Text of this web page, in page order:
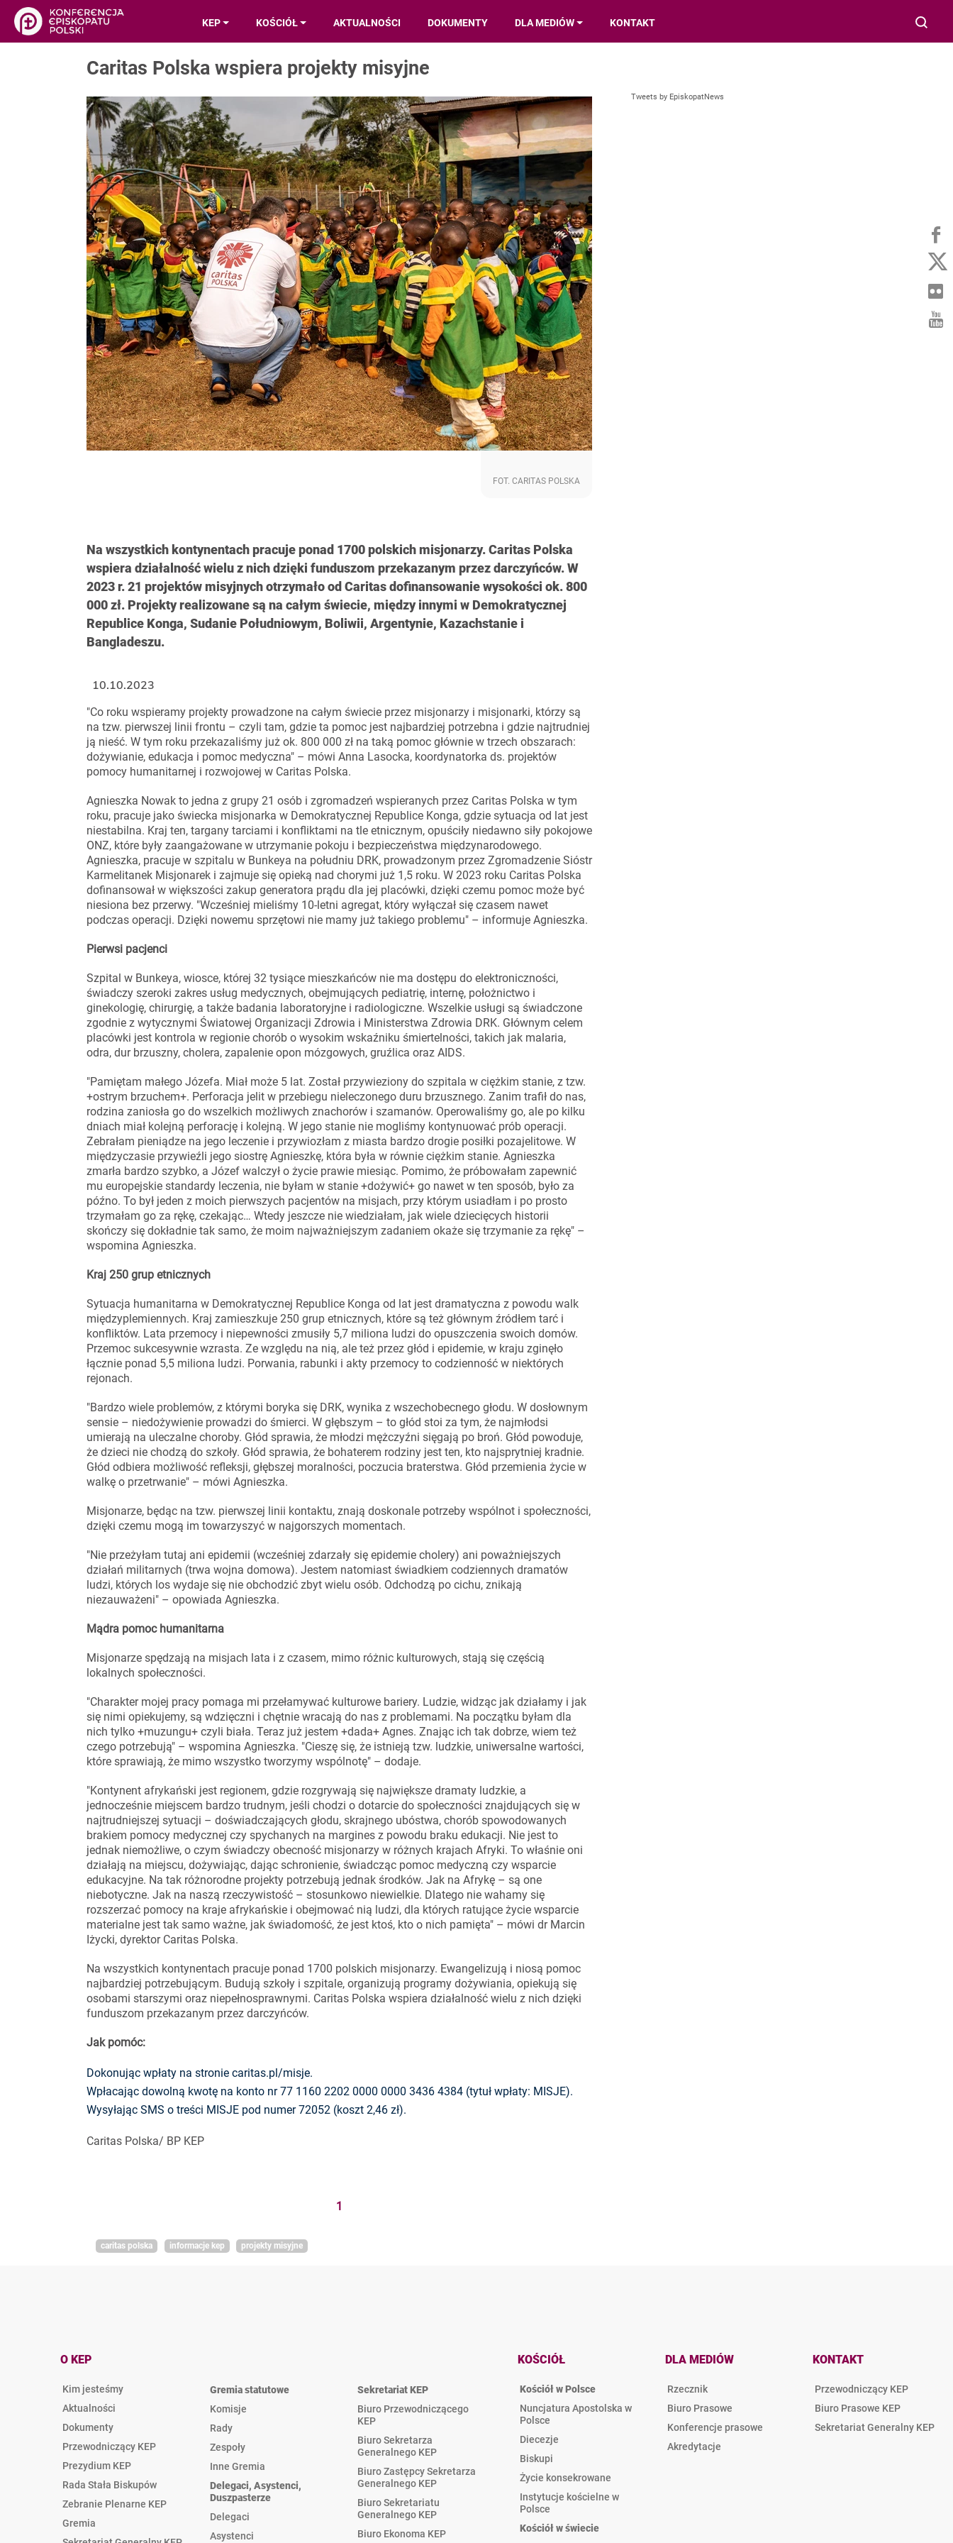
KEP KOŚCIÓŁ AKTUALNOŚCI DOKUMENTY DLA MEDIÓW KONTAKT
Caritas Polska wspiera projekty misyjne
Na wszystkich kontynentach pracuje ponad 1700 polskich misjonarzy. Caritas Polska
wspiera działalność wielu z nich dzięki funduszom przekazanym przez darczyńców. W
2023 r. 21 projektów misyjnych otrzymało od Caritas dofinansowanie wysokości ok. 800
000 zł. Projekty realizowane są na całym świecie, między innymi w Demokratycznej
Republice Konga, Sudanie Południowym, Boliwii, Argentynie, Kazachstanie i
Bangladeszu.
FOT. CARITAS POLSKA
"Co roku wspieramy projekty prowadzone na całym świecie przez misjonarzy i misjonarki, którzy są
na tzw. pierwszej linii frontu – czyli tam, gdzie ta pomoc jest najbardziej potrzebna i gdzie najtrudniej
ją nieść. W tym roku przekazaliśmy już ok. 800 000 zł na taką pomoc głównie w trzech obszarach:
dożywianie, edukacja i pomoc medyczna" – mówi Anna Lasocka, koordynatorka ds. projektów
pomocy humanitarnej i rozwojowej w Caritas Polska.
Agnieszka Nowak to jedna z grupy 21 osób i zgromadzeń wspieranych przez Caritas Polska w tym
roku, pracuje jako świecka misjonarka w Demokratycznej Republice Konga, gdzie sytuacja od lat jest
niestabilna. Kraj ten, targany tarciami i konfliktami na tle etnicznym, opuściły niedawno siły pokojowe
ONZ, które były zaangażowane w utrzymanie pokoju i bezpieczeństwa międzynarodowego.
Agnieszka, pracuje w szpitalu w Bunkeya na południu DRK, prowadzonym przez Zgromadzenie Sióstr
Karmelitanek Misjonarek i zajmuje się opieką nad chorymi już 1,5 roku. W 2023 roku Caritas Polska
dofinansował w większości zakup generatora prądu dla jej placówki, dzięki czemu pomoc może być
niesiona bez przerwy. "Wcześniej mieliśmy 10-letni agregat, który wyłączał się czasem nawet
podczas operacji. Dzięki nowemu sprzętowi nie mamy już takiego problemu" – informuje Agnieszka.
Pierwsi pacjenci
Szpital w Bunkeya, wiosce, której 32 tysiące mieszkańców nie ma dostępu do elektroniczności,
świadczy szeroki zakres usług medycznych, obejmujących pediatrię, internę, położnictwo i
ginekologię, chirurgię, a także badania laboratoryjne i radiologiczne. Wszelkie usługi są świadczone
zgodnie z wytycznymi Światowej Organizacji Zdrowia i Ministerstwa Zdrowia DRK. Głównym celem
placówki jest kontrola w regionie chorób o wysokim wskaźniku śmiertelności, takich jak malaria,
odra, dur brzuszny, cholera, zapalenie opon mózgowych, gruźlica oraz AIDS.
"Pamiętam małego Józefa. Miał może 5 lat. Został przywieziony do szpitala w ciężkim stanie, z tzw.
+ostrym brzuchem+. Perforacja jelit w przebiegu nieleczonego duru brzusznego. Zanim trafił do nas,
rodzina zaniosła go do wszelkich możliwych znachorów i szamanów. Operowaliśmy go, ale po kilku
dniach miał kolejną perforację i kolejną. W jego stanie nie mogliśmy kontynuować prób operacji.
Zebrałam pieniądze na jego leczenie i przywiozłam z miasta bardzo drogie posiłki pozajelitowe. W
międzyczasie przywieźli jego siostrę Agnieszkę, która była w równie ciężkim stanie. Agnieszka
zmarła bardzo szybko, a Józef walczył o życie prawie miesiąc. Pomimo, że próbowałam zapewnić
mu europejskie standardy leczenia, nie byłam w stanie +dożywić+ go nawet w ten sposób, było za
późno. To był jeden z moich pierwszych pacjentów na misjach, przy którym usiadłam i po prosto
trzymałam go za rękę, czekając… Wtedy jeszcze nie wiedziałam, jak wiele dziecięcych historii
skończy się dokładnie tak samo, że moim najważniejszym zadaniem okaże się trzymanie za rękę" –
wspomina Agnieszka.
Kraj 250 grup etnicznych
Sytuacja humanitarna w Demokratycznej Republice Konga od lat jest dramatyczna z powodu walk
międzyplemiennych. Kraj zamieszkuje 250 grup etnicznych, które są też głównym źródłem tarć i
konfliktów. Lata przemocy i niepewności zmusiły 5,7 miliona ludzi do opuszczenia swoich domów.
Przemoc sukcesywnie wzrasta. Ze względu na nią, ale też przez głód i epidemie, w kraju zginęło
łącznie ponad 5,5 miliona ludzi. Porwania, rabunki i akty przemocy to codzienność w niektórych
rejonach.
"Bardzo wiele problemów, z którymi boryka się DRK, wynika z wszechobecnego głodu. W dosłownym
sensie – niedożywienie prowadzi do śmierci. W głębszym – to głód stoi za tym, że najmłodsi
umierają na uleczalne choroby. Głód sprawia, że młodzi mężczyźni sięgają po broń. Głód powoduje,
że dzieci nie chodzą do szkoły. Głód sprawia, że bohaterem rodziny jest ten, kto najsprytniej kradnie.
Głód odbiera możliwość refleksji, głębszej moralności, poczucia braterstwa. Głód przemienia życie w
walkę o przetrwanie" – mówi Agnieszka.
Misjonarze, będąc na tzw. pierwszej linii kontaktu, znają doskonale potrzeby wspólnot i społeczności,
dzięki czemu mogą im towarzyszyć w najgorszych momentach.
"Nie przeżyłam tutaj ani epidemii (wcześniej zdarzały się epidemie cholery) ani poważniejszych
działań militarnych (trwa wojna domowa). Jestem natomiast świadkiem codziennych dramatów
ludzi, których los wydaje się nie obchodzić zbyt wielu osób. Odchodzą po cichu, znikają
niezauważeni" – opowiada Agnieszka.
Mądra pomoc humanitarna
Misjonarze spędzają na misjach lata i z czasem, mimo różnic kulturowych, stają się częścią
lokalnych społeczności.
"Charakter mojej pracy pomaga mi przełamywać kulturowe bariery. Ludzie, widząc jak działamy i jak
się nimi opiekujemy, są wdzięczni i chętnie wracają do nas z problemami. Na początku byłam dla
nich tylko +muzungu+ czyli biała. Teraz już jestem +dada+ Agnes. Znając ich tak dobrze, wiem też
czego potrzebują" – wspomina Agnieszka. "Cieszę się, że istnieją tzw. ludzkie, uniwersalne wartości,
które sprawiają, że mimo wszystko tworzymy wspólnotę" – dodaje.
"Kontynent afrykański jest regionem, gdzie rozgrywają się największe dramaty ludzkie, a
jednocześnie miejscem bardzo trudnym, jeśli chodzi o dotarcie do społeczności znajdujących się w
najtrudniejszej sytuacji – doświadczających głodu, skrajnego ubóstwa, chorób spowodowanych
brakiem pomocy medycznej czy spychanych na margines z powodu braku edukacji. Nie jest to
jednak niemożliwe, o czym świadczy obecność misjonarzy w różnych krajach Afryki. To właśnie oni
działają na miejscu, dożywiając, dając schronienie, świadcząc pomoc medyczną czy wsparcie
edukacyjne. Na tak różnorodne projekty potrzebują jednak środków. Jak na Afrykę – są one
niebotyczne. Jak na naszą rzeczywistość – stosunkowo niewielkie. Dlatego nie wahamy się
rozszerzać pomocy na kraje afrykańskie i obejmować nią ludzi, dla których ratujące życie wsparcie
materialne jest tak samo ważne, jak świadomość, że jest ktoś, kto o nich pamięta" – mówi dr Marcin
Iżycki, dyrektor Caritas Polska.
Na wszystkich kontynentach pracuje ponad 1700 polskich misjonarzy. Ewangelizują i niosą pomoc
najbardziej potrzebującym. Budują szkoły i szpitale, organizują programy dożywiania, opiekują się
osobami starszymi oraz niepełnosprawnymi. Caritas Polska wspiera działalność wielu z nich dzięki
funduszom przekazanym przez darczyńców.
Jak pomóc:
Dokonując wpłaty na stronie caritas.pl/misje.
Wpłacając dowolną kwotę na konto nr 77 1160 2202 0000 0000 3436 4384 (tytuł wpłaty: MISJE).
Wysyłając SMS o treści MISJE pod numer 72052 (koszt 2,46 zł).
Caritas Polska/ BP KEP
1
10.10.2023
caritas polska informacje kep projekty misyjne
Tweets by EpiskopatNews
O KEP
Kim jesteśmy
Aktualności
Dokumenty
Przewodniczący KEP
Prezydium KEP
Rada Stała Biskupów
Zebranie Plenarne KEP
Gremia
Gremia statutowe
Komisje
Rady
Zespoły
Inne Gremia
Delegaci, Asystenci,
Duszpasterze
Delegaci
Asystenci
Sekretariat KEP
Biuro Przewodniczącego
KEP
Biuro Sekretarza
Generalnego KEP
Biuro Zastępcy Sekretarza
Generalnego KEP
Biuro Sekretariatu
Generalnego KEP
Biuro Ekonoma KEP
KOŚCIÓŁ
Kościół w Polsce
Nuncjatura Apostolska w
Polsce
Diecezje
Biskupi
Życie konsekrowane
Instytucje kościelne w
Polsce
Kościół w świecie
DLA MEDIÓW
Rzecznik
Biuro Prasowe
Konferencje prasowe
Akredytacje
KONTAKT
Przewodniczący KEP
Biuro Prasowe KEP
Sekretariat Generalny KEP